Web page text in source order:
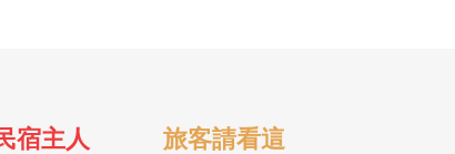
宿主人 旅客請看這